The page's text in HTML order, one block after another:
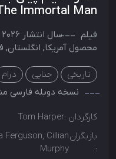
Immortal Man
فیلم سال انتشار 2026
محصول آمریکا, انگلستان,
تاریخی جنایی
درام
نسخه دوبله فارسی
کارگردان :Tom Harper
بازیگران
:
Ferguson, Cillian
Murphy